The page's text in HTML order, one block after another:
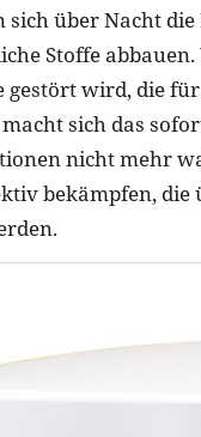
sich über Nacht
Stoffe
gestört wird, die
sich das
nicht mehr
bekämpfen, die